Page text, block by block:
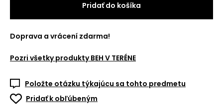
Pridať do košíka
Doprava a vrácení zdarma!
Pozri všetky produkty BEH V TERÉNE
Položte otázku týkajúcu sa tohto predmetu
Pridať k obľúbeným